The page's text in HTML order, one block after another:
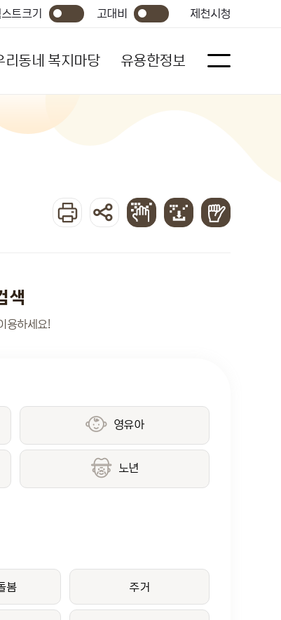
트크기 고대비 제천시청
리동네 복지마당 유용한정보
색
용하세요!
영유아
노년
봄 주거